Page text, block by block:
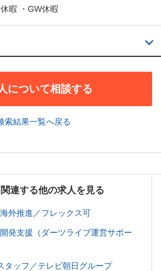
休暇 ・GW休暇
について相談する
索結果一覧へ戻る
連する他の求人を見る
外推進／フレックス可
発支援（ダーツライブ運営サポー
タッフ／テレビ朝日グループ